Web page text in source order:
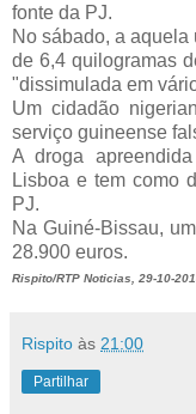
fonte da PJ.
No sábado, a
de 6,4 quilogramas
"dissimulada em
Um cidadão
serviço guineense
A droga
Lisboa e tem como
PJ.
Na Guiné-Bissau,
28.900 euros.
Rispito/RTP Noticias, 29-10-
Rispito às 21:00
Partilhar